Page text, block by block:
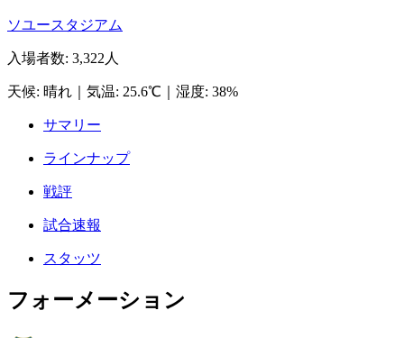
ソユースタジアム
入場者数: 3,322人
天候: 晴れ 気温: 25.6℃ 湿度: 38%
サマリー
ラインナップ
戦評
試合速報
スタッツ
フォーメーション